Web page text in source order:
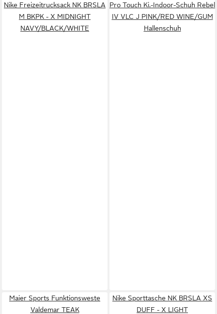
Nike Freizeitrucksack NK BRSLA
M BKPK - X MIDNIGHT
NAVY/BLACK/WHITE
Pro Touch Ki.-Indoor-Schuh Rebel
IV VLC J PINK/RED WINE/GUM
Hallenschuh
Maier Sports Funktionsweste
Valdemar TEAK
Nike Sporttasche NK BRSLA XS
DUFF - X LIGHT